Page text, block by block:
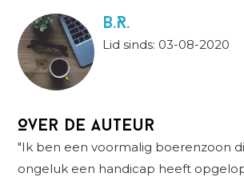
B.R.
Lid sinds: 03-08-2020
Over de auteur
"Ik ben een voormalig boerenzoon
ongeluk een handicap heeft